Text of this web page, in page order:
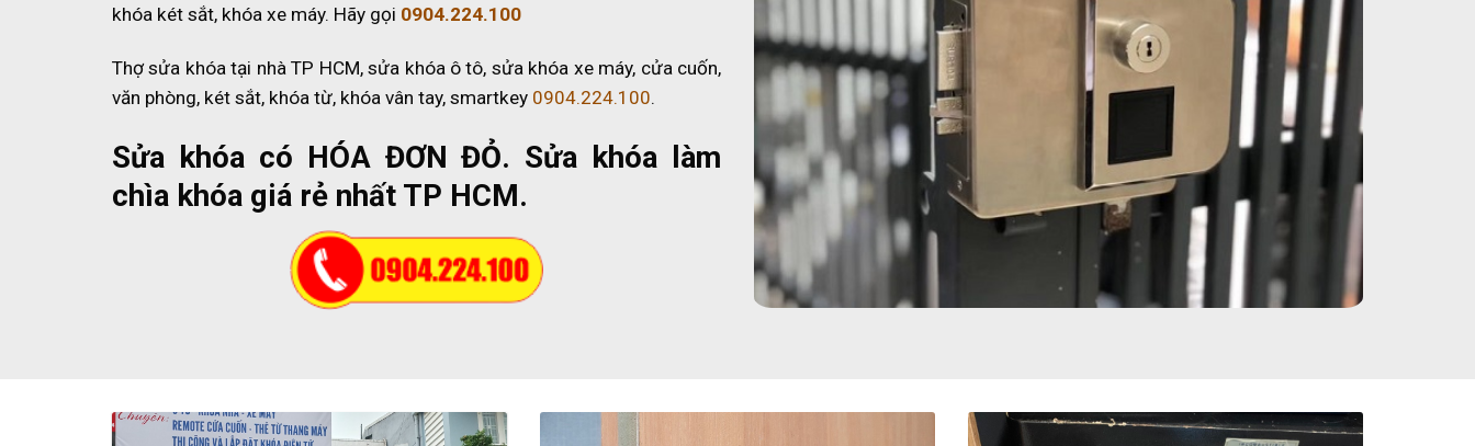
khóa két sắt, khóa xe máy. Hãy gọi 0904.224.100
Thợ sửa khóa tại nhà TP HCM, sửa khóa ô tô, sửa khóa xe máy, cửa cuốn,
văn phòng, két sắt, khóa từ, khóa vân tay, smartkey 0904.224.100.
Sửa khóa có HÓA ĐƠN ĐỎ. Sửa khóa làm
chìa khóa giá rẻ nhất TP HCM.